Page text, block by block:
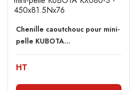
Chenille caoutchouc pour mini-
pelle KUBOTA...
HT